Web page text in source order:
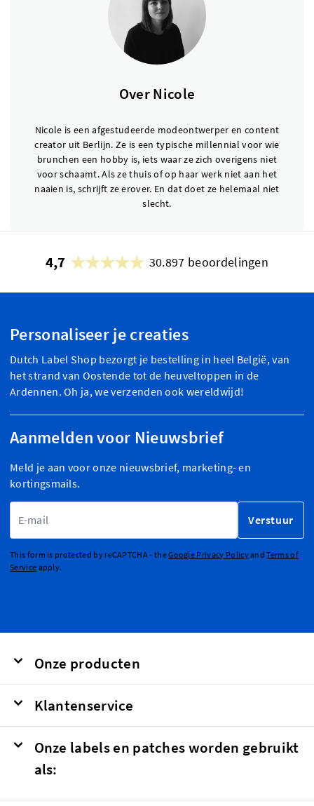
Over Nicole
Nicole is een afgestudeerde modeontwerper en content
creator uit Berlijn. Ze is een typische millennial voor wie
brunchen een hobby is, iets waar ze zich overigens niet
voor schaamt. Als ze thuis of op haar werk niet aan het
naaien is, schrijft ze erover. En dat doet ze helemaal niet
slecht.
4,7 30.897 beoordelingen
Personaliseer je creaties
Dutch Label Shop bezorgt je bestelling in heel België, van
het strand van Oostende tot de heuveltoppen in de
Ardennen. Oh ja, we verzenden ook wereldwijd!
Aanmelden voor Nieuwsbrief
Meld je aan voor onze nieuwsbrief, marketing- en
kortingsmails.
Verstuur
This form is protected by reCAPTCHA - theGoogle Privacy PolicyandTerms of
Service apply.
Onze producten
Klantenservice
Onze labels en patches worden gebruikt
als: